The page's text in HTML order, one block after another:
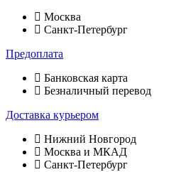
Москва
Санкт-Петербург
Предоплата
Банковская карта
Безналичный перевод
Доставка курьером
Нижний Новгород
Москва и МКАД
Санкт-Петербург